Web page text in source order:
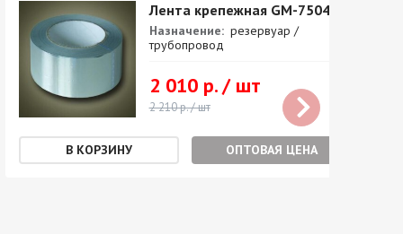
Лента крепежная GM-7504
Назначение: резервуар /
трубопровод
2 010 р. / шт
2 210 р. / шт
ОПТОВАЯ ЦЕНА